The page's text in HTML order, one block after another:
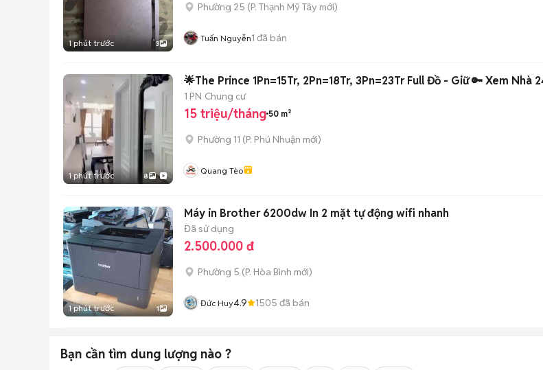
1 phút trước 3
Phường 25 (P. Thạnh Mỹ Tây mới)
Tuấn Nguyễn1 đã bán
1 phút trước 8
🌟The Prince 1Pn=15Tr, 2Pn=18Tr, 3Pn=23Tr Full Đồ - Giữ 🔑 Xem Nhà
1 PN Chung cư
15 triệu/tháng 50 m²
Phường 11 (P. Phú Nhuận mới)
Quang Tèo
1 phút trước 1
Máy in Brother 6200dw In 2 mặt tự động wifi nhanh
Đã sử dụng
2.500.000 đ
Phường 5 (P. Hòa Bình mới)
Đức Huy4.9 1505 đã bán
Bạn cần tìm dung lượng nào ?